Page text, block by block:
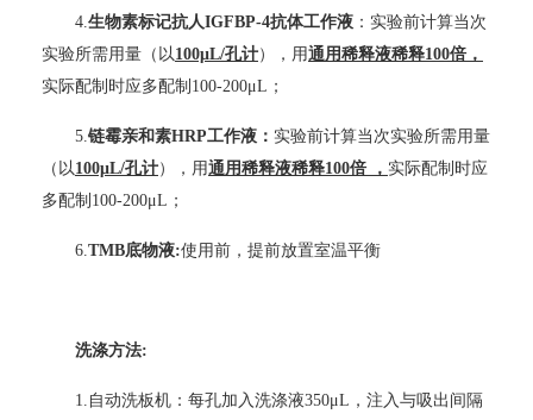
4.生物素标记抗人IGFBP-4抗体工作液 ：实验前计算当次
实验所需用量（以100μL/孔计），用通用稀释液稀释100倍，
实际配制时应多配制100-200μL；
5.链霉亲和素HRP工作液： 实验前计算当次实验所需用量
（以100μL/孔计），用通用稀释液稀释100倍 ， 实际配制时应
多配制100-200μL；
6.TMB底物液:使用前，提前放置室温平衡
洗涤方法:
1. 自动洗板机：每孔加入洗涤液350μL，注入与吸出间隔